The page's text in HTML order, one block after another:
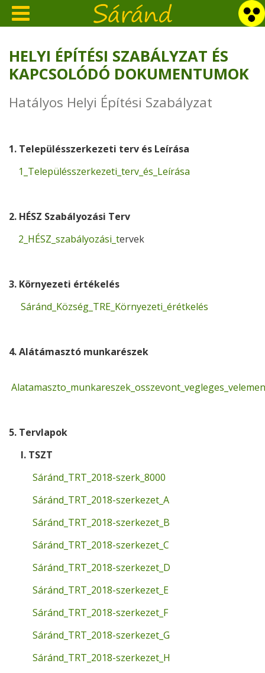
HELYI ÉPÍTÉSI SZABÁLYZAT ÉS
KAPCSOLÓDÓ DOKUMENTUMOK
Hatályos Helyi Építési Szabályzat
1. Településszerkezeti terv és Leírása
1_Településszerkezeti_terv_és_Leírása
2. HÉSZ Szabályozási Terv
2_HÉSZ_szabályozási_tervek
3. Környezeti értékelés
Sáránd_Község_TRE_Környezeti_érétkelés
4. Alátámasztó munkarészek
5. Tervlapok
I. TSZT
Sáránd_TRT_2018-szerk_8000
Sáránd_TRT_2018-szerkezet_A
Sáránd_TRT_2018-szerkezet_B
Sáránd_TRT_2018-szerkezet_C
Sáránd_TRT_2018-szerkezet_D
Sáránd_TRT_2018-szerkezet_E
Sáránd_TRT_2018-szerkezet_F
Sáránd_TRT_2018-szerkezet_G
Sáránd_TRT_2018-szerkezet_H